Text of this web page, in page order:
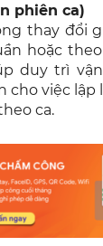
phiên ca)
thay đổi
hoặc
duy trì
cho việc
ca.